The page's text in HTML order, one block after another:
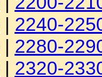
| 2240-
| 2280-
| 2320-